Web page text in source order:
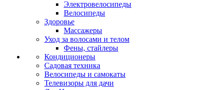
Электровелосипеды
Велосипеды
Здоровье
Массажеры
Уход за волосами и телом
Фены, стайлеры
Кондиционеры
Садовая техника
Велосипеды и самокаты
Телевизоры для дачи